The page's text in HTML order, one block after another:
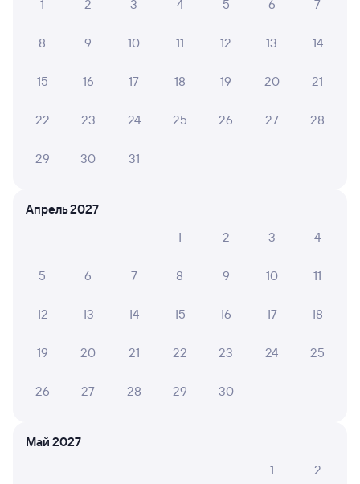
1
2 3 4 5 6 7
8 9 10 11 12 13 14
15 16 17 18 19 20 21
22 23 24 25 26 27 28
29 30 31
Апрель 2027
1
2 3 4
5 6 7 8 9 10 11
12 13 14 15 16 17 18
19 20 21 22 23 24 25
26 27 28 29 30
Май 2027
1
2